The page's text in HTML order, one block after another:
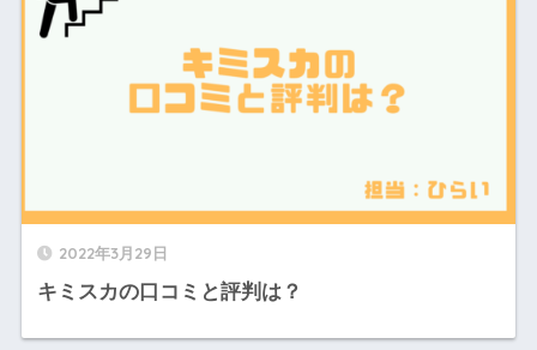
2022年3月29日
キミスカの口コミと評判は？